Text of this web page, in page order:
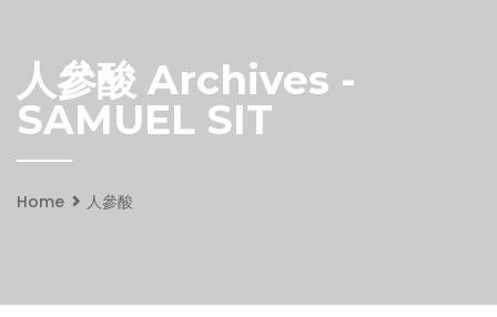
人參酸 Archives -
SAMUEL SIT
Home 人參酸